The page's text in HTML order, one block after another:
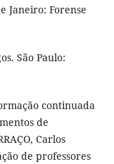
Janeiro: Forense
São Paulo:
continuada
de
Carlos
de professores